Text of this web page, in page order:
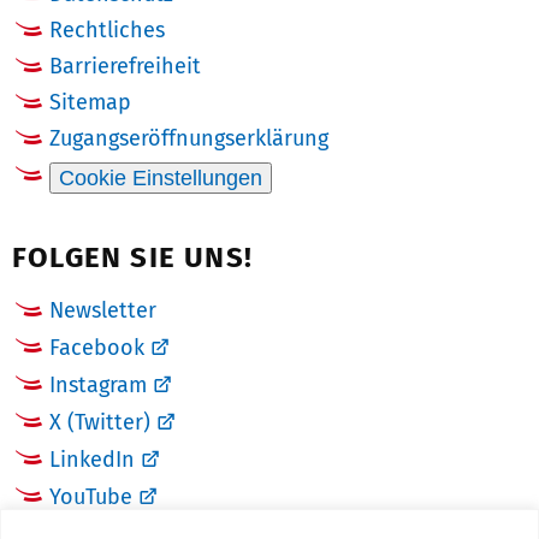
Rechtliches
Barrierefreiheit
Sitemap
Zugangseröffnungserklärung
Cookie Einstellungen
FOLGEN SIE UNS!
Newsletter
Facebook
Instagram
X (Twitter)
LinkedIn
YouTube